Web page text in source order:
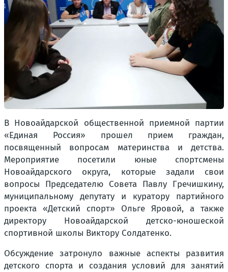
В Новоайдарской общественной приемной партии
«Единая Россия» прошел прием граждан,
посвященный вопросам материнства и детства.
Мероприятие посетили юные спортсмены
Новоайдарского округа, которые задали свои
вопросы Председателю Совета Павлу Гречишкину,
муниципальному депутату и куратору партийного
проекта «Детский спорт» Ольге Яровой, а также
директору Новоайдарской детско-юношеской
спортивной школы Виктору Солдатенко.
Обсуждение затронуло важные аспекты развития
детского спорта и создания условий для занятий